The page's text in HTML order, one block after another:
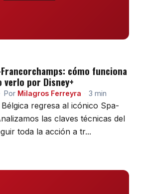
cómo funciona
por Disney+
· Por Milagros Ferreyra · 3 min
regresa al icónico Spa-
las claves técnicas del
toda la acción a tr...